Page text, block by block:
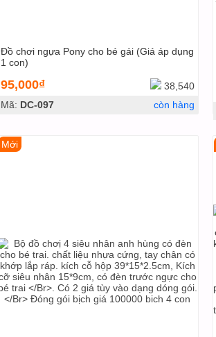
Đồ chơi ngựa Pony cho bé gái (Giá áp dụng
1 con)
95,000₫
38,540
Mã: DC-097 còn hàng
Mới